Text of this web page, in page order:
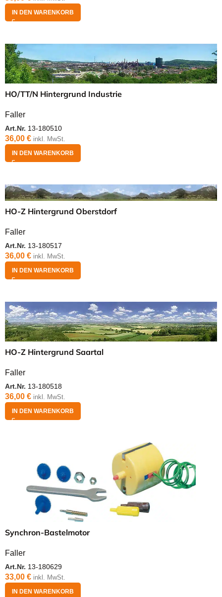
IN DEN WARENKORB
HO/TT/N Hintergrund Industrie
Faller
Art.Nr. 13-180510
36,00 € inkl. MwSt.
IN DEN WARENKORB
HO-Z Hintergrund Oberstdorf
Faller
Art.Nr. 13-180517
36,00 € inkl. MwSt.
IN DEN WARENKORB
HO-Z Hintergrund Saartal
Faller
Art.Nr. 13-180518
36,00 € inkl. MwSt.
IN DEN WARENKORB
Synchron-Bastelmotor
Faller
Art.Nr. 13-180629
33,00 € inkl. MwSt.
IN DEN WARENKORB